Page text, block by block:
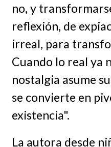
no, y
reflexión, de
irreal, para
Cuando lo real ya
nostalgia asume
se convierte en
existencia".
La autora desde